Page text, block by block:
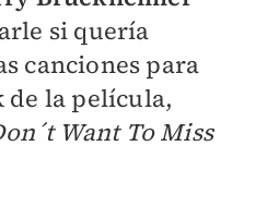
si quería
canciones para
de la película,
Want To Miss